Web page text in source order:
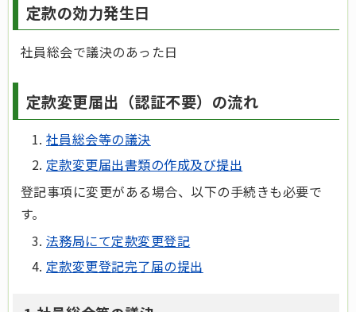
定款の効力発生日
社員総会で議決のあった日
定款変更届出（認証不要）の流れ
社員総会等の議決
定款変更届出書類の作成及び提出
登記事項に変更がある場合、以下の手続きも必要で
す。
法務局にて定款変更登記
定款変更登記完了届の提出